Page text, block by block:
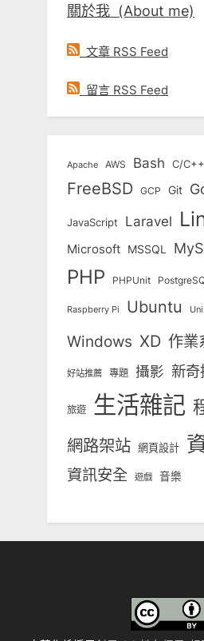
關於我 (About me)
文章 RSS Feed
留言 RSS Feed
Apache AWS Bash C/C++
FreeBSD GCP Git
JavaScript Laravel
Microsoft MSSQL
PHP PHPUnit
Raspberry Pi Ubuntu
Windows XD 作業
好站推薦 專題 攝影 新奇
旅遊 生活雜記
網路架站 網頁設計
資訊安全 遊戲 音樂